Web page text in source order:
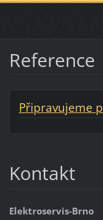
Reference
Připravujeme
Kontakt
Elektroservis-Brno